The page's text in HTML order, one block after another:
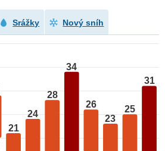
Srážky Nový sníh
21
24
28
34
26
23
25
31